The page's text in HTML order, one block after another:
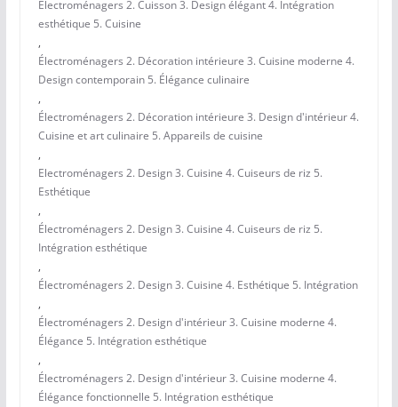
Électroménagers 2. Cuisson 3. Design élégant 4. Intégration
esthétique 5. Cuisine
,
Électroménagers 2. Décoration intérieure 3. Cuisine moderne 4.
Design contemporain 5. Élégance culinaire
,
Électroménagers 2. Décoration intérieure 3. Design d'intérieur 4.
Cuisine et art culinaire 5. Appareils de cuisine
,
Electroménagers 2. Design 3. Cuisine 4. Cuiseurs de riz 5.
Esthétique
,
Électroménagers 2. Design 3. Cuisine 4. Cuiseurs de riz 5.
Intégration esthétique
,
Électroménagers 2. Design 3. Cuisine 4. Esthétique 5. Intégration
,
Électroménagers 2. Design d'intérieur 3. Cuisine moderne 4.
Élégance 5. Intégration esthétique
,
Électroménagers 2. Design d'intérieur 3. Cuisine moderne 4.
Élégance fonctionnelle 5. Intégration esthétique